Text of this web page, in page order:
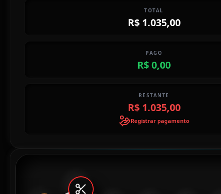
TOTAL
R$ 1.035,00
PAGO
R$ 0,00
RESTANTE
R$ 1.035,00
Registrar pagamento